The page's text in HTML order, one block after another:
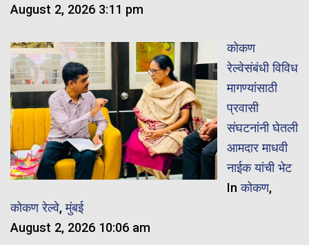
August 2, 2026 3:11 pm
कोकण
रेल्वेसंबंधी विविध
मागण्यांसाठी
प्रवासी
संघटनांनी घेतली
आमदार माधवी
नाईक यांची भेट
Inकोकण,
कोकण रेल्वे,मुंबई
August 2, 2026 10:06 am